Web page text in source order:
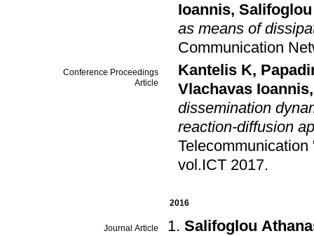
Ioannis,
as means of
Communication
Conference Proceedings
Article
Kantelis K,
Vlachavas Ioannis
dissemination
reaction-diffusion
vol.ICT 2017.
2016
Journal Article
Salifoglou